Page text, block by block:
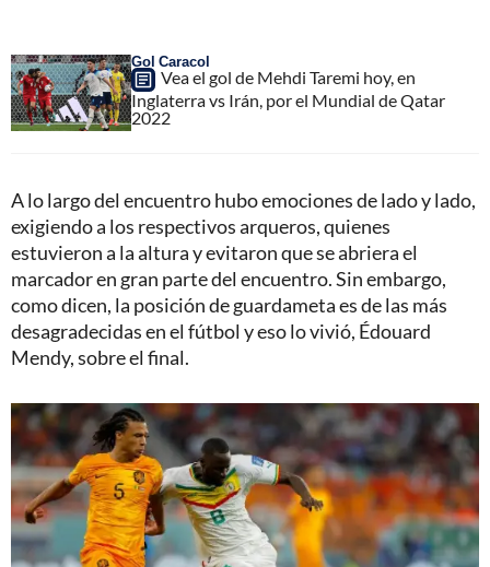
Gol Caracol
Vea el gol de Mehdi Taremi hoy, en
Inglaterra vs Irán, por el Mundial de Qatar
2022
A lo largo del encuentro hubo emociones de lado y lado,
exigiendo a los respectivos arqueros, quienes
estuvieron a la altura y evitaron que se abriera el
marcador en gran parte del encuentro. Sin embargo,
como dicen, la posición de guardameta es de las más
desagradecidas en el fútbol y eso lo vivió, Édouard
Mendy, sobre el final.